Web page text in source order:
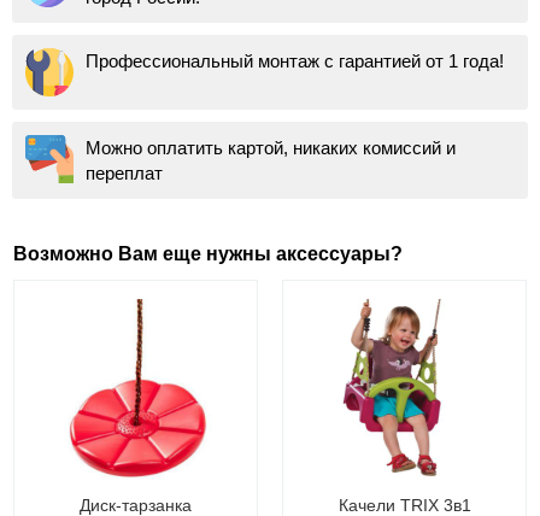
Профессиональный монтаж с гарантией от 1 года!
Можно оплатить картой, никаких комиссий и
переплат
Возможно Вам еще нужны аксессуары?
Диск-тарзанка
Качели TRIX 3в1